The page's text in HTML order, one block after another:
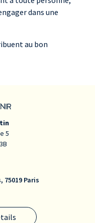
dans une
au bon
5
75019 Paris